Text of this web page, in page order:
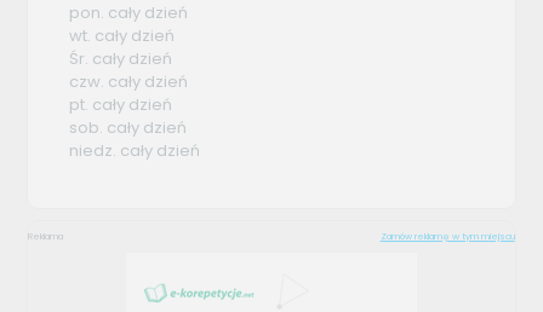
pon. cały dzień
wt. cały dzień
Śr. cały dzień
czw. cały dzień
pt. cały dzień
sob. cały dzień
niedz. cały dzień
Reklama Zamów reklamę w tym miejscu